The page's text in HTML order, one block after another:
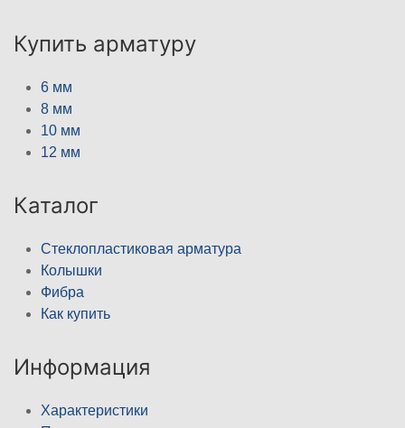
Купить арматуру
6 мм
8 мм
10 мм
12 мм
Каталог
Стеклопластиковая арматура
Колышки
Фибра
Как купить
Информация
Характеристики